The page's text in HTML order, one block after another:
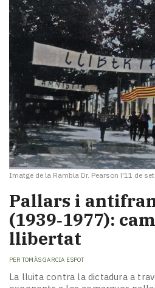
Contingut
patrocinat
més
llegit...
Editorial
Imatge de la Rambla Dr. Pearson l'11 de
Pallars i
(1939‑1977):
llibertat
PER TOMÀS GARCIA ESPOT
La lluita contra la dictadura a